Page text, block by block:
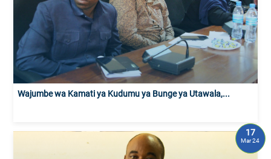
Wajumbe wa Kamati ya Kudumu ya Bunge ya Utawala,...
17
Mar 24